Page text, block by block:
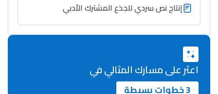
إنتاج نص سردي للجذع المشترك الأدبي
اعثر على مسارك المثالي في
3 خطوات بسيطة